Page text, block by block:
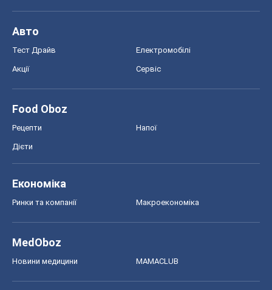
Авто
Тест Драйв Електромобілі
Акції Сервіс
Food Oboz
Рецепти Напої
Дієти
Економіка
Ринки та компанії Макроекономіка
MedOboz
Новини медицини MAMACLUB